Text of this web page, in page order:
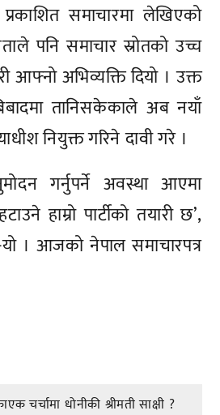
समाचारमा लेखिएको
पनि समाचार स्रोतको उच्च
आफ्नो अभिव्यक्ति दियो । उक्त
तानिसकेकाले अब नयाँ
नियुक्त गरिने दावी गरे ।
गर्नुपर्ने अवस्था आएमा
हाम्रो पार्टीको तयारी छ’,
। आजको नेपाल समाचारपत्र
चर्चामा धोनीकी श्रीमती साक्षी ?